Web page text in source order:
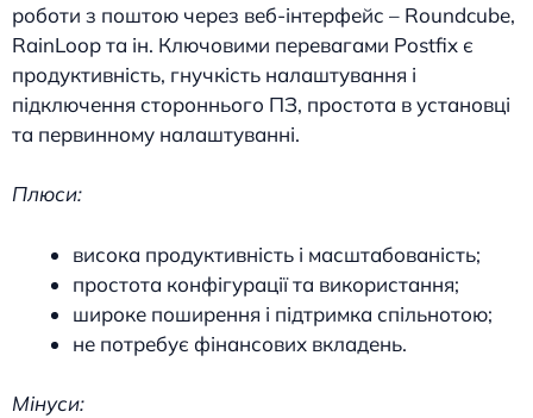
роботи з поштою через веб-інтерфейс – Roundcube,
RainLoop та ін. Ключовими перевагами Postfix є
продуктивність, гнучкість налаштування і
підключення стороннього ПЗ, простота в установці
та первинному налаштуванні.
Плюси:
висока продуктивність і масштабованість;
простота конфігурації та використання;
широке поширення і підтримка спільнотою;
не потребує фінансових вкладень.
Мінуси: